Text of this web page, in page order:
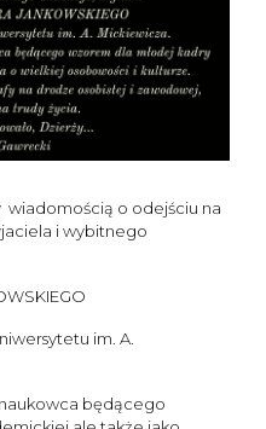
wiadomością o odejściu na
i wybitnego
im. A.
będącego